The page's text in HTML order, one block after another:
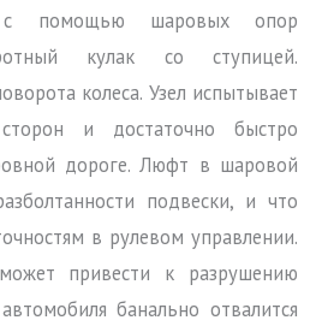
с помощью шаровых опор
кулак со ступицей.
колеса. Узел испытывает
и достаточно быстро
дороге. Люфт в шаровой
подвески, и что
в рулевом управлении.
привести к разрушению
банально отвалится